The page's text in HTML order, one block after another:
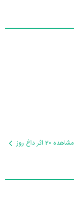
مشاهده 20 اثر داغ روز